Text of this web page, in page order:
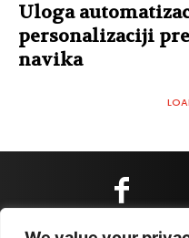
Uloga
personalizaciji
navika